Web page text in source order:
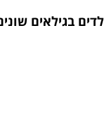
בגילאים